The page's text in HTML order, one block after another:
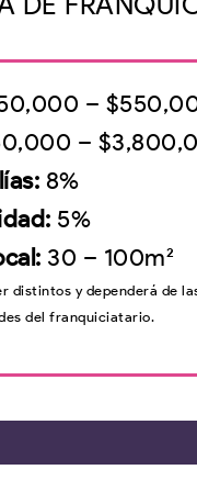
–
–
8%
5%
: 30 – 100m²
y dependerá de
del franquiciatario.